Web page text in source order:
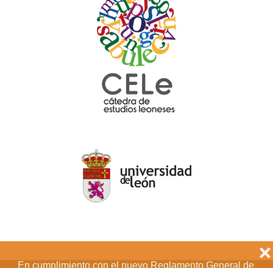
En cumplimiento con el nuevo Reglamento General de
❌